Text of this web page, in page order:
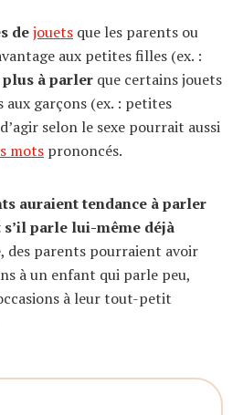
dejouets que les parents ou
aux petites filles (ex. :
à parler que certains jouets
garçons (ex. : petites
selon le sexe pourrait aussi
mots prononcés.
auraient tendance à parler
parle lui-même déjà
des parents pourraient avoir
à un enfant qui parle peu,
à leur tout-petit